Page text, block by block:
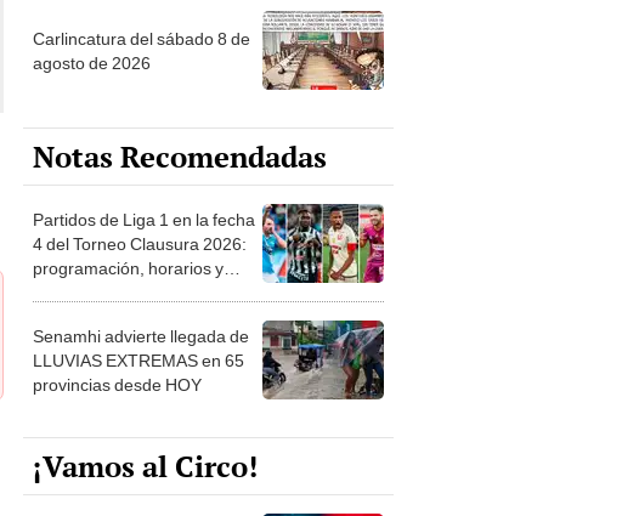
Carlincatura del sábado 8 de
agosto de 2026
Notas Recomendadas
Partidos de Liga 1 en la fecha
4 del Torneo Clausura 2026:
programación, horarios y
Senamhi advierte llegada de
LLUVIAS EXTREMAS en 65
provincias desde HOY
¡Vamos al Circo!